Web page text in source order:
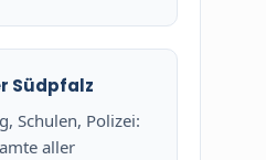
Südpfalz
Schulen, Polizei:
aller